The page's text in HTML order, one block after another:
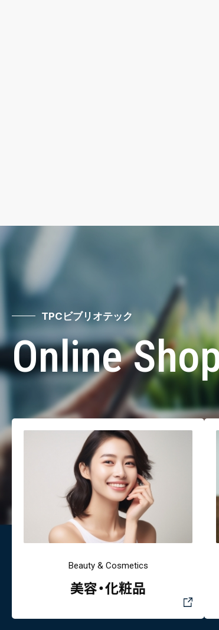
TPCビブリオテック
Online
Beauty & Cosmetics
美容・化粧品